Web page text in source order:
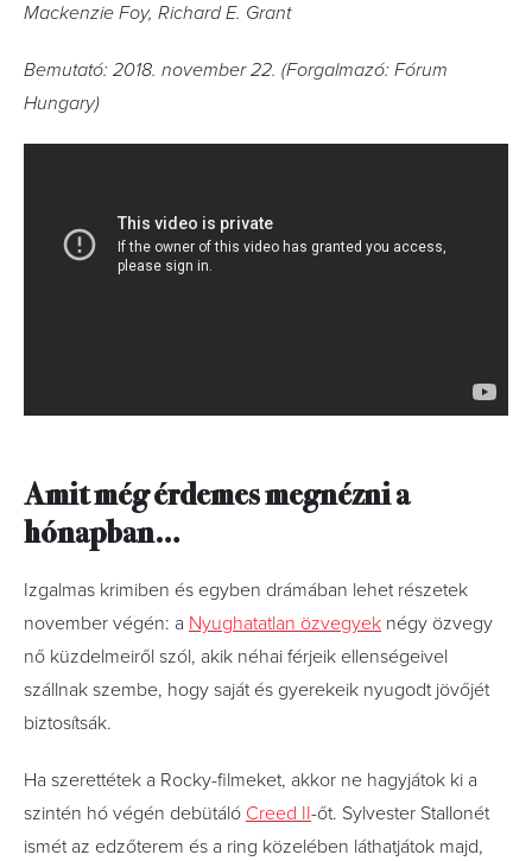
Mackenzie Foy, Richard E. Grant
Bemutató: 2018. november 22. (Forgalmazó: Fórum
Hungary)
Amit még érdemes megnézni a
hónapban…
Izgalmas krimiben és egyben drámában lehet részetek
november végén: a Nyughatatlan özvegyek négy özvegy
nő küzdelmeiről szól, akik néhai férjeik ellenségeivel
szállnak szembe, hogy saját és gyerekeik nyugodt jövőjét
biztosítsák.
Ha szerettétek a Rocky-filmeket, akkor ne hagyjátok ki a
szintén hó végén debütáló Creed II-őt. Sylvester Stallonét
ismét az edzőterem és a ring közelében láthatjátok majd,